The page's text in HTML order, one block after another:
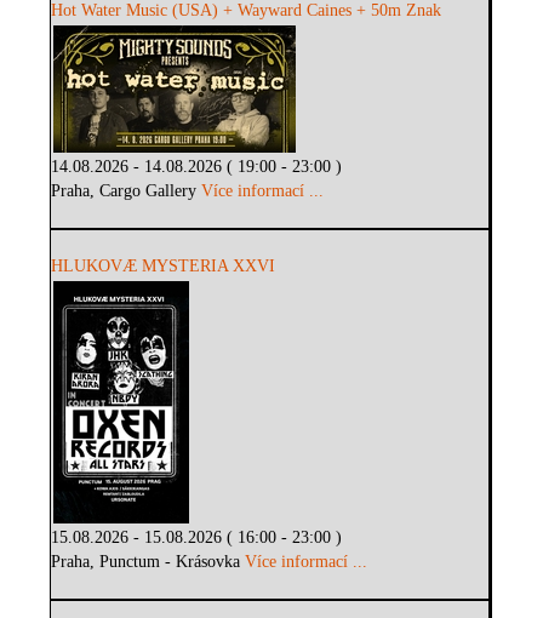
Hot Water Music (USA) + Wayward Caines + 50m Znak
14.08.2026 - 14.08.2026 ( 19:00 - 23:00 )
Praha, Cargo GalleryVíce informací ...
HLUKOVÆ MYSTERIA XXVI
15.08.2026 - 15.08.2026 ( 16:00 - 23:00 )
Praha, Punctum - KrásovkaVíce informací ...